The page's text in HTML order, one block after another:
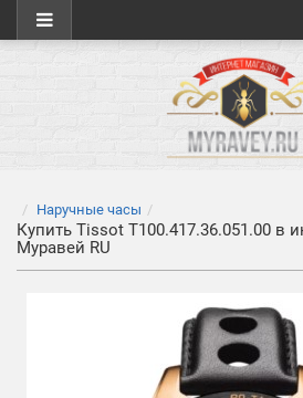
Наручные часы
Купить Tissot T100.417.36.051.00 в
Муравей RU